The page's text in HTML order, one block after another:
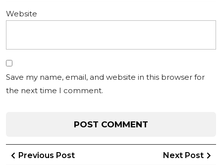
Website
Save my name, email, and website in this browser for
the next time I comment.
Post
Previous PostPrevious
Next Post